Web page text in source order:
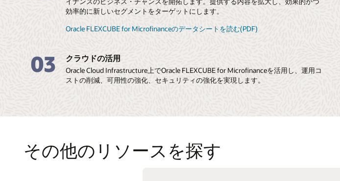
効率的に新しいセグメントをターゲットにします。
Oracle FLEXCUBE for Microfinanceのデータシートを読む(PDF)
03 クラウドの活用
Oracle Cloud Infrastructure上でOracle FLEXCUBE for Microfinanceを活用し、運用コ
ストの削減、可用性の強化、セキュリティの強化を実現します。
その他のリソースを探す